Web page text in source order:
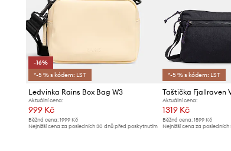
-16%
*-5 % s kódem: LST
Ledvinka Rains Box Bag W3
Aktuální cena:
999 Kč
Běžná cena: 1999 Kč
Nejnižší cena za posledních 30 dnů před poskytnutím
*-5 % s kódem: LST
Taštička Fjallraven
Aktuální cena:
1319 Kč
Běžná cena:1599 Kč
Nejnižší cena za